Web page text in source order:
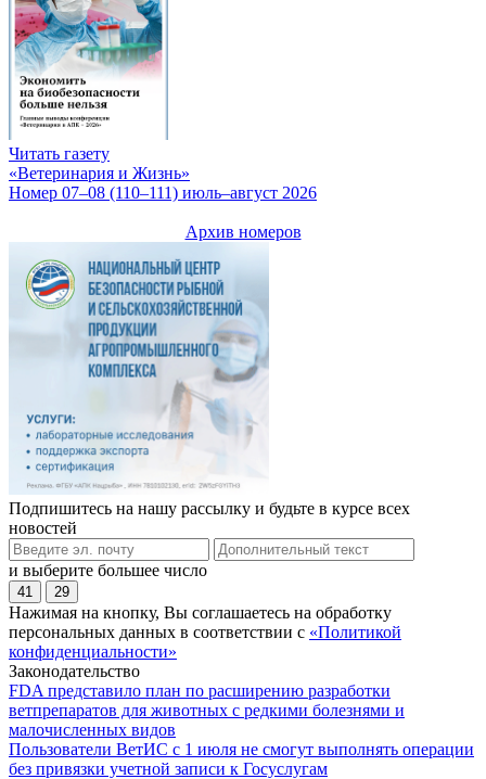
Читать газету
«Ветеринария и Жизнь»
Номер 07–08 (110–111) июль–август 2026
Архив номеров
Подпишитесь на нашу рассылку и будьте в курсе всех
новостей
и выберите большее число
41 29
Нажимая на кнопку, Вы соглашаетесь на обработку
персональных данных в соответствии с «Политикой
конфиденциальности»
Законодательство
FDA представило план по расширению разработки
ветпрепаратов для животных с редкими болезнями и
малочисленных видов
Пользователи ВетИС с 1 июля не смогут выполнять операции
без привязки учетной записи к Госуслугам